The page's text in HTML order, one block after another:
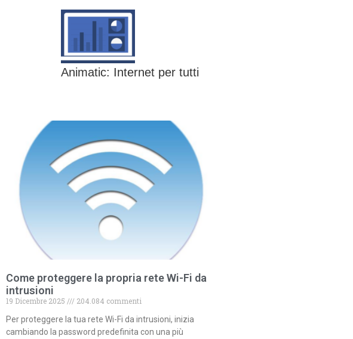
Animatic: Internet per tutti
Come proteggere la propria rete Wi-Fi da
intrusioni
19 Dicembre 2025
204.084 commenti
Per proteggere la tua rete Wi-Fi da intrusioni, inizia
cambiando la password predefinita con una più